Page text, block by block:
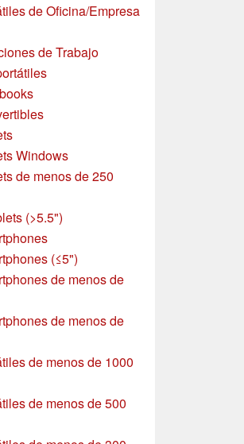
de Oficina/Empresa
de Trabajo
Windows
de menos de 250
(>5.5")
(≤5")
de menos de
de menos de
de menos de 1000
de menos de 500